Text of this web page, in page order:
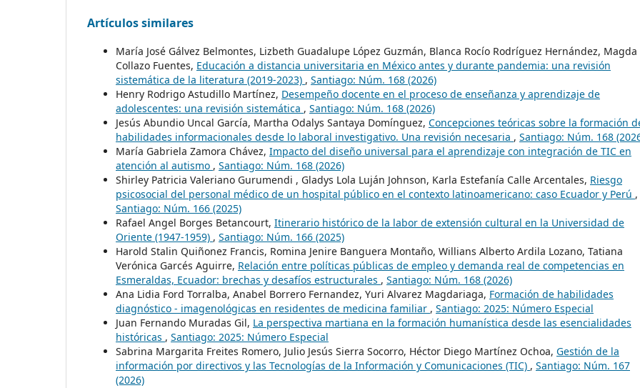
Artículos similares
María José Gálvez Belmontes, Lizbeth Guadalupe López Guzmán, Blanca Rocío Rodríguez Hernández, Magda
Collazo Fuentes, Educación a distancia universitaria en México antes y durante pandemia: una revisión
sistemática de la literatura (2019-2023) , Santiago: Núm. 168 (2026)
Henry Rodrigo Astudillo Martínez, Desempeño docente en el proceso de enseñanza y aprendizaje de
adolescentes: una revisión sistemática , Santiago: Núm. 168 (2026)
Jesús Abundio Uncal García, Martha Odalys Santaya Domínguez, Concepciones teóricas sobre la formación
habilidades informacionales desde lo laboral investigativo. Una revisión necesaria , Santiago: Núm. 168
María Gabriela Zamora Chávez, Impacto del diseño universal para el aprendizaje con integración de TIC en
atención al autismo , Santiago: Núm. 168 (2026)
Shirley Patricia Valeriano Gurumendi , Gladys Lola Luján Johnson, Karla Estefanía Calle Arcentales, Riesgo
psicosocial del personal médico de un hospital público en el contexto latinoamericano: caso Ecuador y Perú ,
Santiago: Núm. 166 (2025)
Rafael Angel Borges Betancourt, Itinerario histórico de la labor de extensión cultural en la Universidad de
Oriente (1947-1959) , Santiago: Núm. 166 (2025)
Harold Stalin Quiñonez Francis, Romina Jenire Banguera Montaño, Willians Alberto Ardila Lozano, Tatiana
Verónica Garcés Aguirre, Relación entre políticas públicas de empleo y demanda real de competencias en
Esmeraldas, Ecuador: brechas y desafíos estructurales , Santiago: Núm. 168 (2026)
Ana Lidia Ford Torralba, Anabel Borrero Fernandez, Yuri Alvarez Magdariaga, Formación de habilidades
diagnóstico - imagenológicas en residentes de medicina familiar , Santiago: 2025: Número Especial
Juan Fernando Muradas Gil, La perspectiva martiana en la formación humanística desde las esencialidades
históricas , Santiago: 2025: Número Especial
Sabrina Margarita Freites Romero, Julio Jesús Sierra Socorro, Héctor Diego Martínez Ochoa, Gestión de la
información por directivos y las Tecnologías de la Información y Comunicaciones (TIC) , Santiago: Núm. 167
(2026)